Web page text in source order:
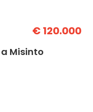
€ 120.000
Misinto